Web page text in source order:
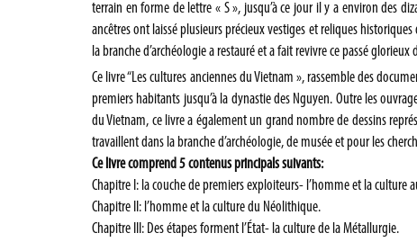
terrain en forme de lettre « S », jusqu’à ce jour il y a environ des
ancêtres ont laissé plusieurs précieux vestiges et reliques
la branche d’archéologie a restauré et a fait revivre ce passé glorieux
Ce livre “Les cultures anciennes du Vietnam », rassemble des
premiers habitants jusqu’à la dynastie des Nguyen. Outre les
du Vietnam, ce livre a également un grand nombre de dessins
travaillent dans la branche d’archéologie, de musée et pour les
Ce livre comprend 5 contenus principals suivants:
Chapitre I: la couche de premiers exploiteurs- l’homme et la culture
Chapitre II: l’homme et la culture du Néolithique.
Chapitre III: Des étapes forment l’État- la culture de la Métallurgie.